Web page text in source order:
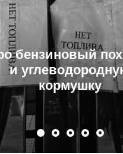
Про
Набиулину и
ставку